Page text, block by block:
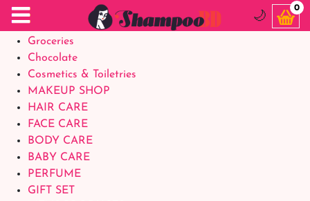
Food Supplements
Baby Foods
Groceries
Chocolate
Cosmetics & Toiletries
MAKEUP SHOP
HAIR CARE
FACE CARE
BODY CARE
BABY CARE
PERFUME
GIFT SET
🌙
0